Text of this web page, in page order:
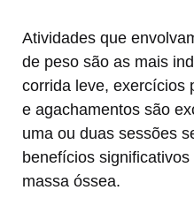
Atividades que
de peso são as mais
corrida leve, exercícios
e agachamentos são
uma ou duas sessões
benefícios
massa óssea.